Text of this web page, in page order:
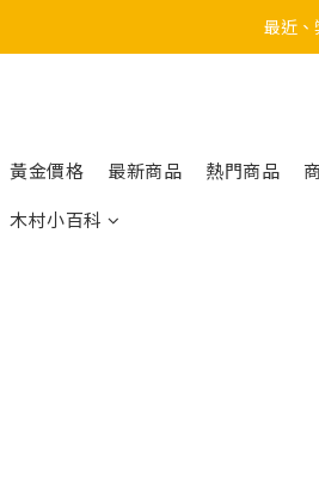
最近、
黃金價格 最新商品 熱門商品
木村小百科